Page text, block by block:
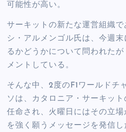
可能性が高い。
サーキットの新たな運営組織
シ・アルメンゴル氏は、今週
るかどうかについて問われた
メントしている。
そんな中、2度のF1ワールドチ
ソは、カタロニア・サーキッ
任命され、火曜日にはその立
を強く願うメッセージを発信し